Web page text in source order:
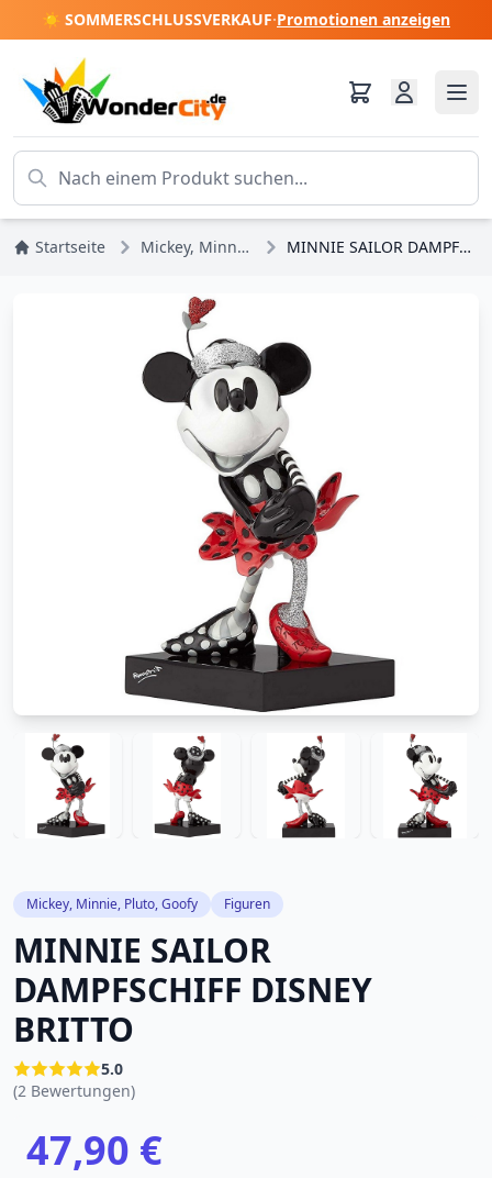
☀️ SOMMERSCHLUSSVERKAUF·Promotionen anzeigen
Startseite Mickey, Minnie, Pluto, Goofy MINNIE SAILOR DAMPFSCHIFF DISNEY BRITTO
Mickey, Minnie, Pluto, Goofy Figuren
MINNIE SAILOR
DAMPFSCHIFF DISNEY
BRITTO
5.0
(2 Bewertungen)
47,90 €